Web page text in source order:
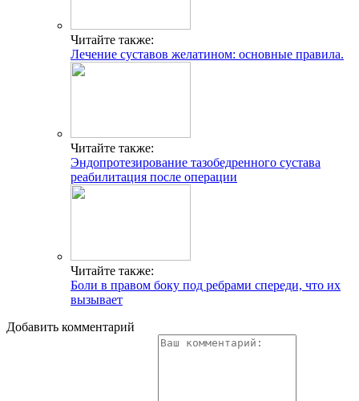
Читайте также:
Лечение суставов желатином: основные правила.
Читайте также:
Эндопротезирование тазобедренного сустава
реабилитация после операции
Читайте также:
Боли в правом боку под ребрами спереди, что их
вызывает
Добавить комментарий